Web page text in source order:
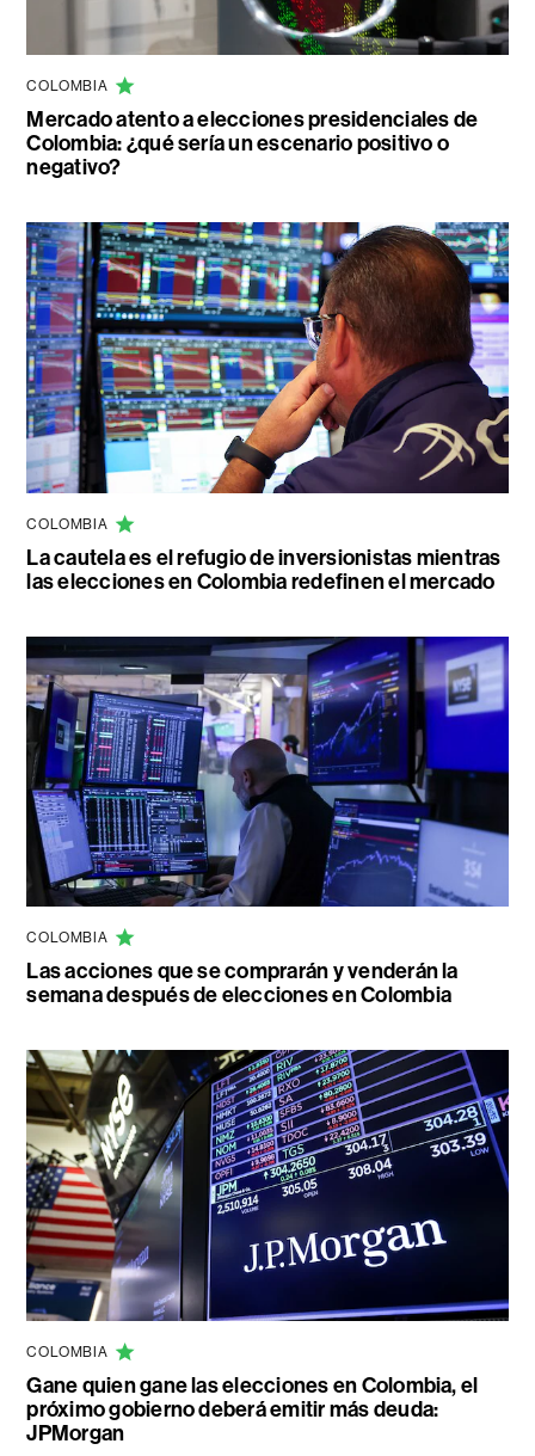
COLOMBIA
Mercado atento a elecciones presidenciales de
Colombia: ¿qué sería un escenario positivo o
negativo?
COLOMBIA
La cautela es el refugio de inversionistas mientras
las elecciones en Colombia redefinen el mercado
COLOMBIA
Las acciones que se comprarán y venderán la
semana después de elecciones en Colombia
COLOMBIA
Gane quien gane las elecciones en Colombia, el
próximo gobierno deberá emitir más deuda:
JPMorgan